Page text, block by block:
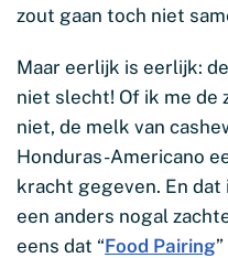
zout gaan toch niet
Maar eerlijk is eerlijk:
niet slecht! Of ik me de
niet, de melk van
Honduras-Americano
kracht gegeven. En
een anders nogal
eens dat “Food Pairing